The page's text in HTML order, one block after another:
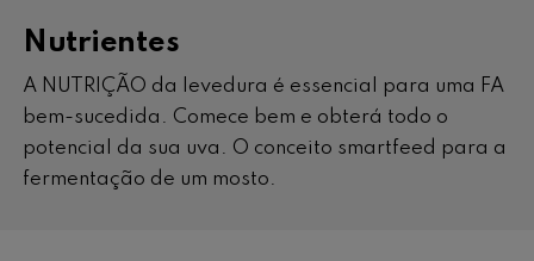
Nutrientes
A NUTRIÇÃO da levedura é essencial para uma FA
bem-sucedida. Comece bem e obterá todo o
potencial da sua uva. O conceito smartfeed para a
fermentação de um mosto.